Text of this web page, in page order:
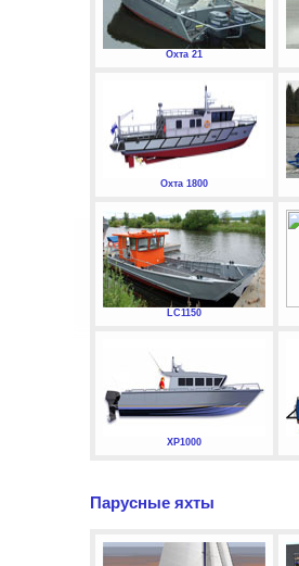
Охта 21
Охта 1800
LC1150
XP1000
Парусные яхты